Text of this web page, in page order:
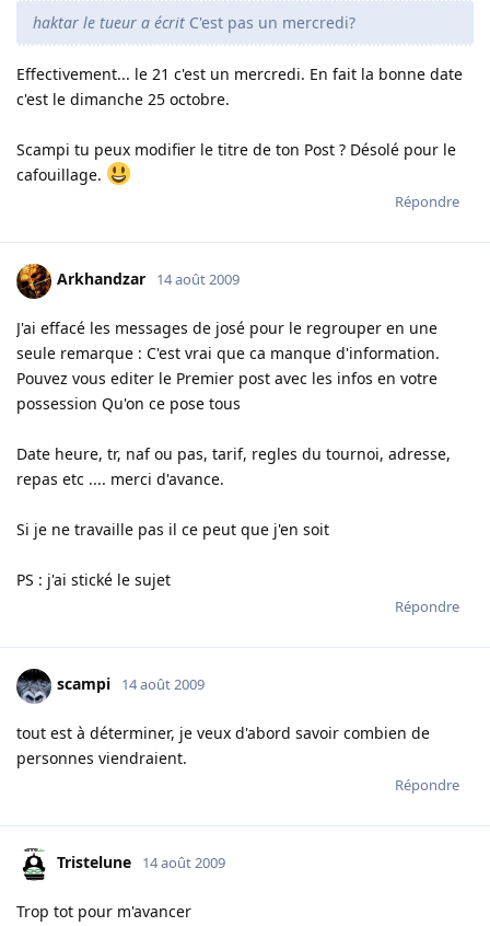
haktar le tueur a écrit C'est pas un mercredi?
Effectivement... le 21 c'est un mercredi. En fait la bonne date
c'est le dimanche 25 octobre.
Scampi tu peux modifier le titre de ton Post ? Désolé pour le
cafouillage.
Répondre
Arkhandzar 14 août 2009
J'ai effacé les messages de josé pour le regrouper en une
seule remarque : C'est vrai que ca manque d'information.
Pouvez vous editer le Premier post avec les infos en votre
possession Qu'on ce pose tous
Date heure, tr, naf ou pas, tarif, regles du tournoi, adresse,
repas etc .... merci d'avance.
Si je ne travaille pas il ce peut que j'en soit
PS : j'ai stické le sujet
Répondre
scampi 14 août 2009
tout est à déterminer, je veux d'abord savoir combien de
personnes viendraient.
Répondre
Tristelune 14 août 2009
Trop tot pour m'avancer